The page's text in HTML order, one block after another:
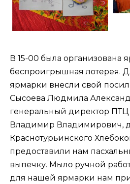
В 15-00 была организована
беспроигрышная лотерея.
ярмарки внесли свой
Сысоева Людмила
генеральный директор
Владимир Владимирович,
Краснотурьинского
предоставили нам
выпечку. Мыло ручной
для нашей ярмарки нам